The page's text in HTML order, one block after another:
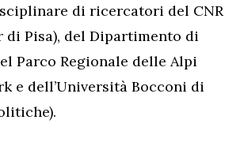
di ricercatori del CNR
Pisa), del Dipartimento di
Parco Regionale delle Alpi
e dell’Università Bocconi di